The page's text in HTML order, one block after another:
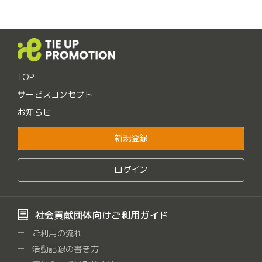
TOP
サービスコンセプト
お知らせ
新規登録
ログイン
社会貢献団体向けご利用ガイド
ご利用の流れ
活動記録の書き方